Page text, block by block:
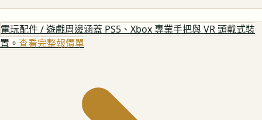
電玩配件 / 遊戲周邊涵蓋 PS5、Xbox 專業手把與 VR 頭戴式裝
置。 查看完整報價單